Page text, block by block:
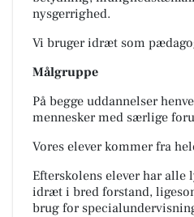
nysgerrighed.
Vi bruger idræt som
Målgruppe
På begge uddannelser
mennesker med særlige
Vores elever kommer fra
Efterskolens elever har
idræt i bred forstand,
brug for